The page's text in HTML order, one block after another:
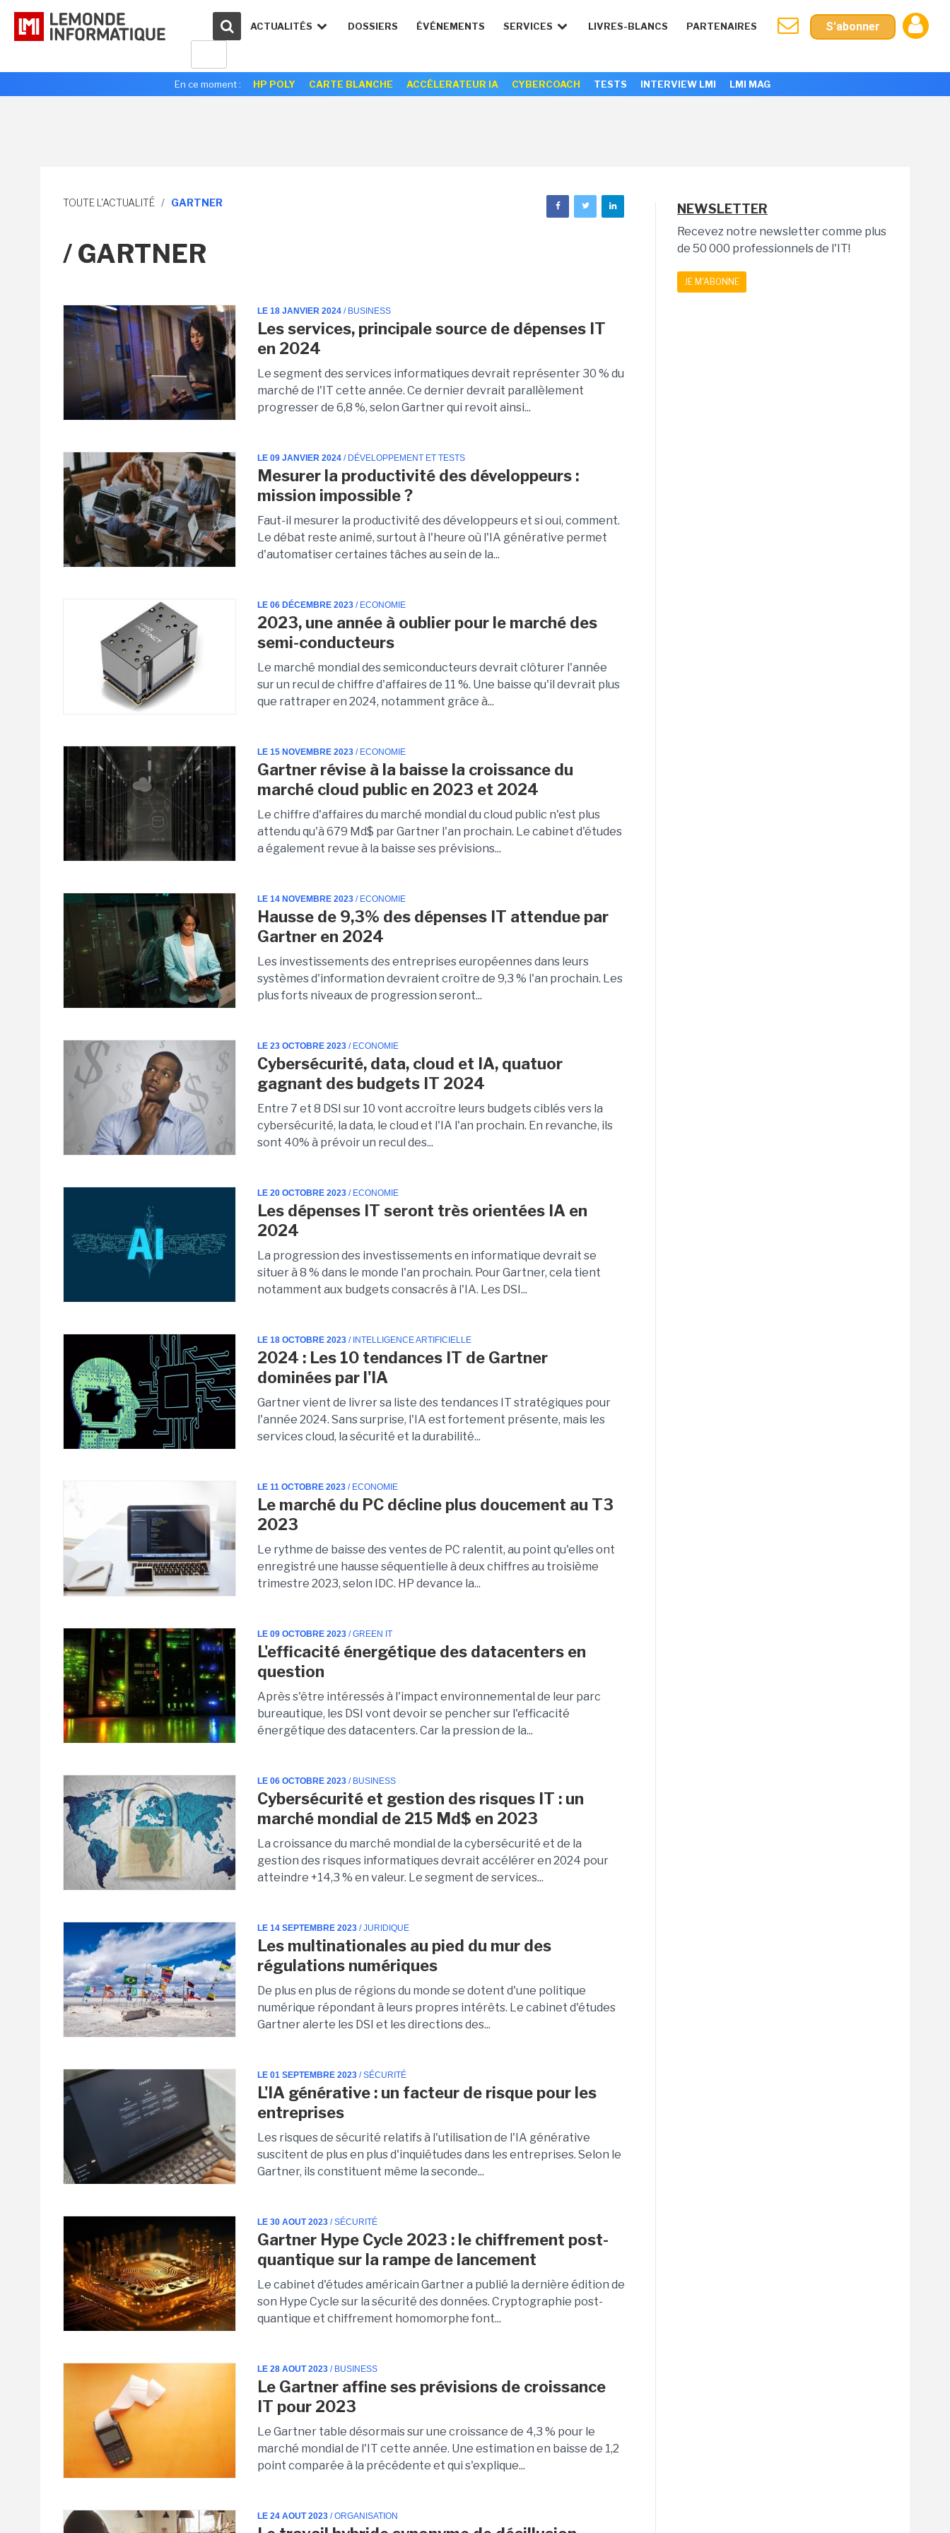
ACTUALITÉS DOSSIERS ÉVÉNEMENTS SERVICES LIVRES-BLANCS PARTENAIRES S'abonner
En ce moment : HP POLY CARTE BLANCHE ACCÉLERATEUR IA CYBERCOACH TESTS INTERVIEW LMI LMI MAG
TOUTE L'ACTUALITÉ / GARTNER
/ GARTNER
LE 18 JANVIER 2024 / BUSINESS
Les services, principale source de dépenses IT
en 2024
Le segment des services informatiques devrait représenter 30 % du
marché de l'IT cette année. Ce dernier devrait parallèlement
progresser de 6,8 %, selon Gartner qui revoit ainsi...
LE 09 JANVIER 2024 / DÉVELOPPEMENT ET TESTS
Mesurer la productivité des développeurs :
mission impossible ?
Faut-il mesurer la productivité des développeurs et si oui, comment.
Le débat reste animé, surtout à l'heure où l'IA générative permet
d'automatiser certaines tâches au sein de la...
LE 06 DÉCEMBRE 2023 / ECONOMIE
2023, une année à oublier pour le marché des
semi-conducteurs
Le marché mondial des semiconducteurs devrait clôturer l'année
sur un recul de chiffre d'affaires de 11 %. Une baisse qu'il devrait plus
que rattraper en 2024, notamment grâce à...
LE 15 NOVEMBRE 2023 / ECONOMIE
Gartner révise à la baisse la croissance du
marché cloud public en 2023 et 2024
Le chiffre d'affaires du marché mondial du cloud public n'est plus
attendu qu'à 679 Md$ par Gartner l'an prochain. Le cabinet d'études
a également revue à la baisse ses prévisions...
LE 14 NOVEMBRE 2023 / ECONOMIE
Hausse de 9,3% des dépenses IT attendue par
Gartner en 2024
Les investissements des entreprises européennes dans leurs
systèmes d'information devraient croître de 9,3 % l'an prochain. Les
plus forts niveaux de progression seront...
LE 23 OCTOBRE 2023 / ECONOMIE
Cybersécurité, data, cloud et IA, quatuor
gagnant des budgets IT 2024
Entre 7 et 8 DSI sur 10 vont accroître leurs budgets ciblés vers la
cybersécurité, la data, le cloud et l'IA l'an prochain. En revanche, ils
sont 40% à prévoir un recul des...
LE 20 OCTOBRE 2023 / ECONOMIE
Les dépenses IT seront très orientées IA en
2024
La progression des investissements en informatique devrait se
situer à 8 % dans le monde l'an prochain. Pour Gartner, cela tient
notamment aux budgets consacrés à l'IA. Les DSI...
LE 18 OCTOBRE 2023 / INTELLIGENCE ARTIFICIELLE
2024 : Les 10 tendances IT de Gartner
dominées par l'IA
Gartner vient de livrer sa liste des tendances IT stratégiques pour
l'année 2024. Sans surprise, l'IA est fortement présente, mais les
services cloud, la sécurité et la durabilité...
LE 11 OCTOBRE 2023 / ECONOMIE
Le marché du PC décline plus doucement au T3
2023
Le rythme de baisse des ventes de PC ralentit, au point qu'elles ont
enregistré une hausse séquentielle à deux chiffres au troisième
trimestre 2023, selon IDC. HP devance la...
LE 09 OCTOBRE 2023 / GREEN IT
L'efficacité énergétique des datacenters en
question
Après s'être intéressés à l'impact environnemental de leur parc
bureautique, les DSI vont devoir se pencher sur l'efficacité
énergétique des datacenters. Car la pression de la...
LE 06 OCTOBRE 2023 / BUSINESS
Cybersécurité et gestion des risques IT : un
marché mondial de 215 Md$ en 2023
La croissance du marché mondial de la cybersécurité et de la
gestion des risques informatiques devrait accélérer en 2024 pour
atteindre +14,3 % en valeur. Le segment de services...
LE 14 SEPTEMBRE 2023 / JURIDIQUE
Les multinationales au pied du mur des
régulations numériques
De plus en plus de régions du monde se dotent d'une politique
numérique répondant à leurs propres intérêts. Le cabinet d'études
Gartner alerte les DSI et les directions des...
LE 01 SEPTEMBRE 2023 / SÉCURITÉ
L'IA générative : un facteur de risque pour les
entreprises
Les risques de sécurité relatifs à l'utilisation de l'IA générative
suscitent de plus en plus d'inquiétudes dans les entreprises. Selon le
Gartner, ils constituent même la seconde...
LE 30 AOUT 2023 / SÉCURITÉ
Gartner Hype Cycle 2023 : le chiffrement post-
quantique sur la rampe de lancement
Le cabinet d'études américain Gartner a publié la dernière édition de
son Hype Cycle sur la sécurité des données. Cryptographie post-
quantique et chiffrement homomorphe font...
LE 28 AOUT 2023 / BUSINESS
Le Gartner affine ses prévisions de croissance
IT pour 2023
Le Gartner table désormais sur une croissance de 4,3 % pour le
marché mondial de l'IT cette année. Une estimation en baisse de 1,2
point comparée à la précédente et qui s'explique...
LE 24 AOUT 2023 / ORGANISATION
NEWSLETTER
Recevez notre newsletter comme plus
de 50 000 professionnels de l'IT!
JE M'ABONNE